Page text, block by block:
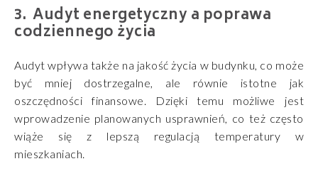
Audyt energetyczny a poprawa
codziennego życia
Audyt wpływa także na jakość życia w budynku, co może
być mniej dostrzegalne, ale równie istotne jak
oszczędności finansowe. Dzięki temu możliwe jest
wprowadzenie planowanych usprawnień, co też często
wiąże się z lepszą regulacją temperatury w
mieszkaniach.